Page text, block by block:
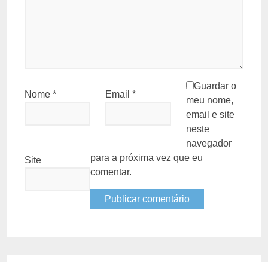
Nome* Email *
Site
Guardar o
meu nome,
email e site
neste
navegador
para a próxima vez que eu
comentar.